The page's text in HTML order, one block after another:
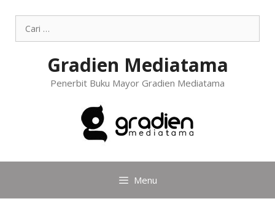
Gradien Mediatama
Penerbit Buku Mayor Gradien Mediatama
Menu